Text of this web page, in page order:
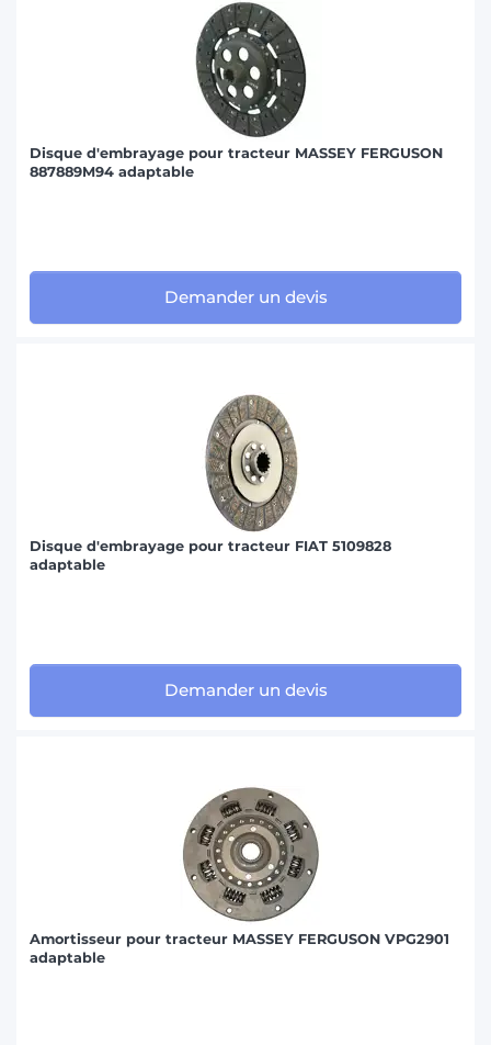
Disque d'embrayage pour tracteur MASSEY FERGUSON
887889M94 adaptable
Demander un devis
Disque d'embrayage pour tracteur FIAT 5109828
adaptable
Demander un devis
Amortisseur pour tracteur MASSEY FERGUSON VPG2901
adaptable